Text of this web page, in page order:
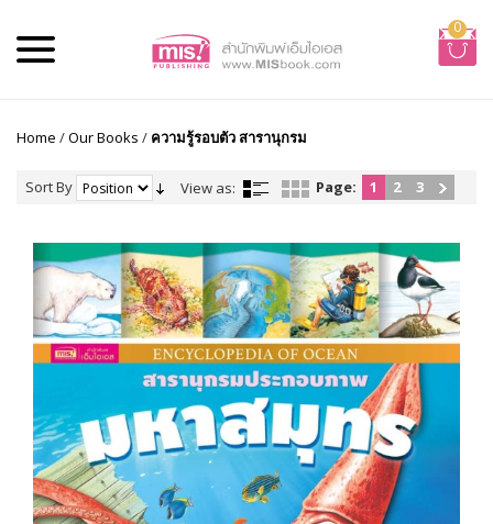
0
Home /Our Books / ความรู้รอบตัว สารานุกรม
Sort By View as: Page: 1 2 3